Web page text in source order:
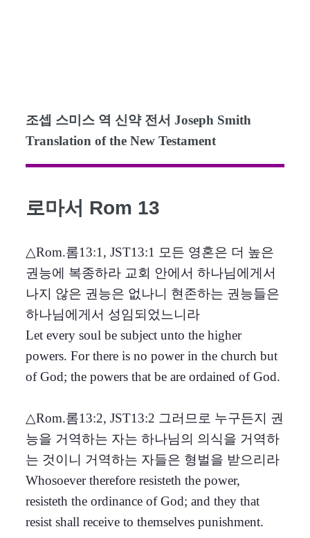
조셉 스미스 역 신약 전서 Joseph Smith
Translation of the New Testament
로마서 Rom 13
△Rom.롬13:1, JST13:1 모든 영혼은 더 높은
권능에 복종하라 교회 안에서 하나님에게서
나지 않은 권능은 없나니 현존하는 권능들은
하나님에게서 성임되었느니라
Let every soul be subject unto the higher
powers. For there is no power in the church but
of God; the powers that be are ordained of God.
△Rom.롬13:2, JST13:2 그러므로 누구든지 권
능을 거역하는 자는 하나님의 의식을 거역하
는 것이니 거역하는 자들은 형벌을 받으리라
Whosoever therefore resisteth the power,
resisteth the ordinance of God; and they that
resist shall receive to themselves punishment.